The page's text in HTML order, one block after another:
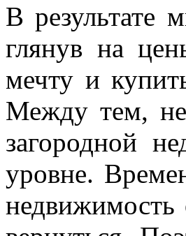
В результате
глянув на
мечту и
Между тем,
загородной
уровне.
недвижимость